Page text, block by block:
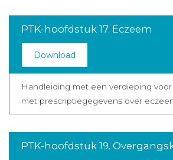
PTK-hoofdstuk 17. Eczeem
Download
Handleiding met een verdieping
met prescriptiegegevens over
PTK-hoofdstuk 19.